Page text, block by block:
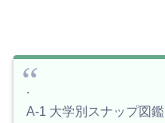
.
A-1 大学別スナップ図鑑